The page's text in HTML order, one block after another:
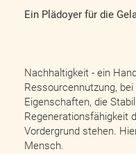
Ein Plädoyer für die
Nachhaltigkeit - ein
Ressourcennutzung,
Eigenschaften, die
Regenerationsfähigkeit
Vordergrund stehen.
Mensch.